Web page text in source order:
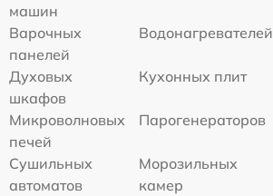
машин
Варочных
панелей
Водонагревателей
Духовых
шкафов
Кухонных плит
Микроволновых
печей
Парогенераторов
Сушильных
автоматов
Морозильных
камер